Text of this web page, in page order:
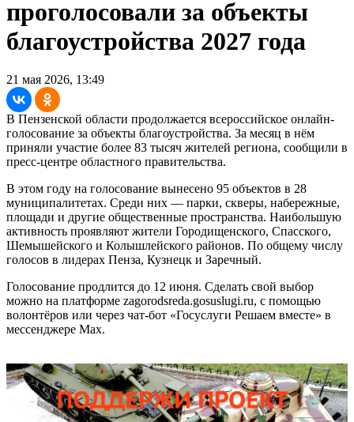
проголосовали за объекты
благоустройства 2027 года
21 мая 2026, 13:49
В Пензенской области продолжается всероссийское онлайн-
голосование за объекты благоустройства. За месяц в нём
приняли участие более 83 тысяч жителей региона, сообщили в
пресс-центре областного правительства.
В этом году на голосование вынесено 95 объектов в 28
муниципалитетах. Среди них — парки, скверы, набережные,
площади и другие общественные пространства. Наибольшую
активность проявляют жители Городищенского, Спасского,
Шемышейского и Колышлейского районов. По общему числу
голосов в лидерах Пенза, Кузнецк и Заречный.
Голосование продлится до 12 июня. Сделать свой выбор
можно на платформе zagorodsreda.gosuslugi.ru, с помощью
волонтёров или через чат-бот «Госуслуги Решаем вместе» в
мессенджере Max.